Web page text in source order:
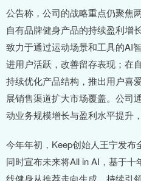
公告称，公司的战略重点仍聚焦
自有品牌健身产品的持续盈利增
致力于通过运动场景和工具的AI
进用户活跃，改善留存表现；在
持续优化产品结构，推出用户喜
展销售渠道扩大市场覆盖。公司
动业务规模增长与盈利水平提升
今年年初，Keep创始人王宁发布
同时宣布未来将All in AI，基于
线健身从推荐走向生成，持续引